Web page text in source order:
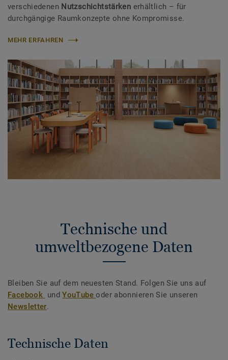
verschiedenen Nutzschichtstärken erhältlich – für
durchgängige Raumkonzepte ohne Kompromisse.
MEHR ERFAHREN
Technische und
umweltbezogene Daten
Bleiben Sie auf dem neuesten Stand. Folgen Sie uns auf
Facebook undYouTubeoder abonnieren Sie unseren
Newsletter.
Technische Daten